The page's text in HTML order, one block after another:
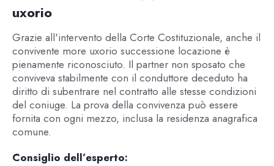
uxorio
Grazie all'intervento della Corte Costituzionale, anche il
convivente more uxorio successione locazione è
pienamente riconosciuto. Il partner non sposato che
conviveva stabilmente con il conduttore deceduto ha
diritto di subentrare nel contratto alle stesse condizioni
del coniuge. La prova della convivenza può essere
fornita con ogni mezzo, inclusa la residenza anagrafica
comune.
Consiglio dell’esperto: